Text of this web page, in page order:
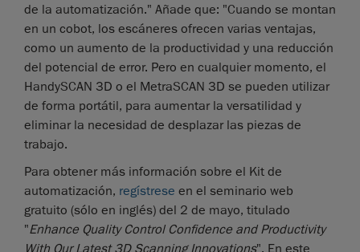
de la automatización." Añade que: "Cuando se montan
en un cobot, los escáneres ofrecen varias ventajas,
como un aumento de la productividad y una reducción
del potencial de error. Pero en cualquier momento, el
HandySCAN 3D o el MetraSCAN 3D se pueden utilizar
de forma portátil, para aumentar la versatilidad y
eliminar la necesidad de desplazar las piezas de
trabajo.
Para obtener más información sobre el Kit de
automatización, regístrese en el seminario web
gratuito (sólo en inglés) del 2 de mayo, titulado
"Enhance Quality Control Confidence and Productivity
With Our Latest 3D Scanning Innovations". En este